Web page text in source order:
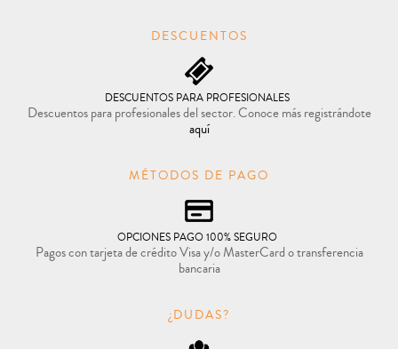
DESCUENTOS
DESCUENTOS PARA PROFESIONALES
Descuentos para profesionales del sector. Conoce más registrándote
aquí
MÉTODOS DE PAGO
OPCIONES PAGO 100% SEGURO
Pagos con tarjeta de crédito Visa y/o MasterCard o transferencia
bancaria
¿DUDAS?